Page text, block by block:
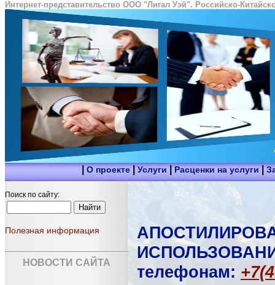
Интернет-представительство ООО "Лигал Уэй". Российско-
|О проекте|Услуги |Расценки на услуги|
Поиск по сайту:
Полезная информация
НОВОСТИ САЙТА
телефонам: